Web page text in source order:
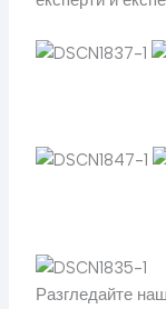
Разгледайте